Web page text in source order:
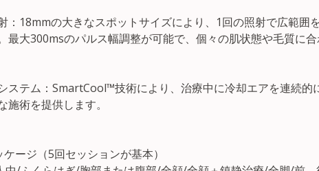
：18mmの大きなスポットサイズにより、1回の照射で広範囲
最大300msのパルス幅調整が可能で、個々の肌状態や毛質に
ステム：SmartCool™技術により、治療中に冷却エアを連続的
施術を提供します。
ージ（5回セッションが基本）